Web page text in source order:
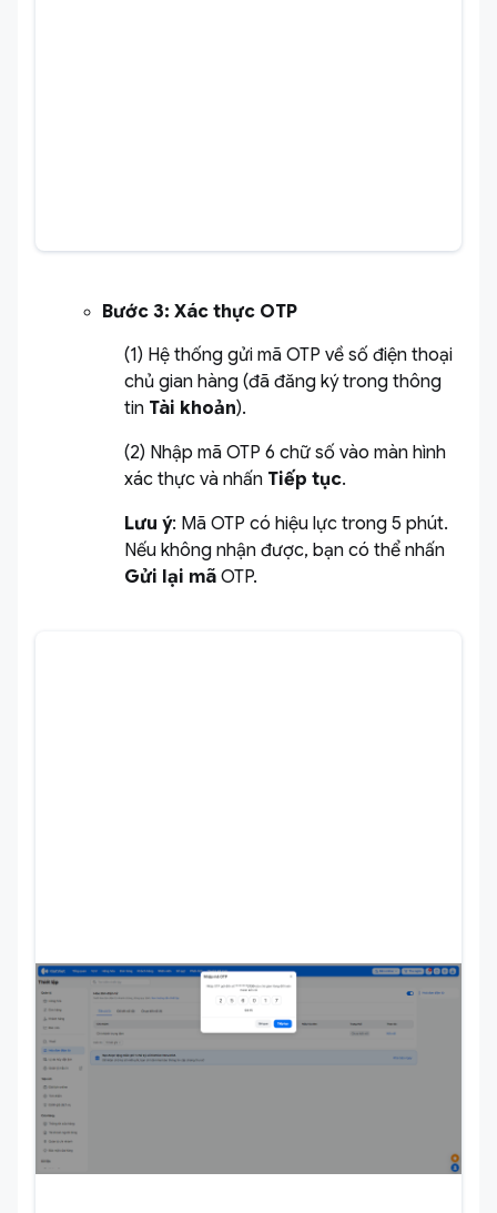
Bước 3: Xác thực OTP
(1) Hệ thống gửi mã OTP về số điện thoại
chủ gian hàng (đã đăng ký trong thông
tin Tài khoản).
(2) Nhập mã OTP 6 chữ số vào màn hình
xác thực và nhấn Tiếp tục.
Lưu ý: Mã OTP có hiệu lực trong 5 phút.
Nếu không nhận được, bạn có thể nhấn
Gửi lại mã OTP.